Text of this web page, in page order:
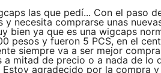
las que pedí... Con el paso
necesita comprarse unas
bien ya que es una wigcaps
pesos y fueron 5 PCS, en el
siempre va a ser mejor
a mitad de precio o a nada de lo
agradecido por la compra y